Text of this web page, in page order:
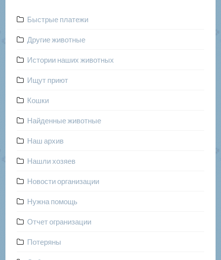
Быстрые платежи
Другие животные
Истории наших животных
Ищут приют
Кошки
Найденные животные
Наш архив
Нашли хозяев
Новости организации
Нужна помощь
Отчет огранизации
Потеряны